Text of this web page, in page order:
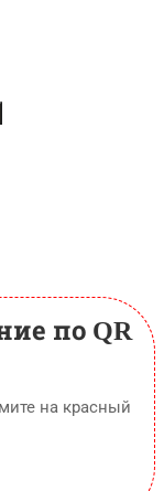
по QR
на красный